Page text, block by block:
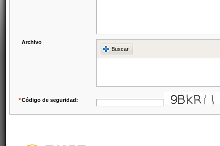
Archivo
Buscar
*Código de seguridad: